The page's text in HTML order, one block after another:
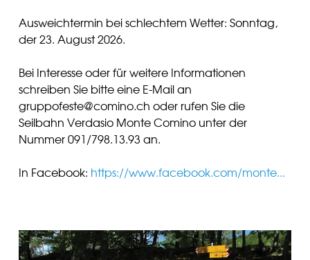
Ausweichtermin bei schlechtem Wetter: Sonntag,
der 23. August 2026.
Bei Interesse oder für weitere Informationen
schreiben Sie bitte eine E-Mail an
gruppofeste@comino.ch oder rufen Sie die
Seilbahn Verdasio Monte Comino unter der
Nummer 091/798.13.93 an.
In Facebook: https://www.facebook.com/monte...